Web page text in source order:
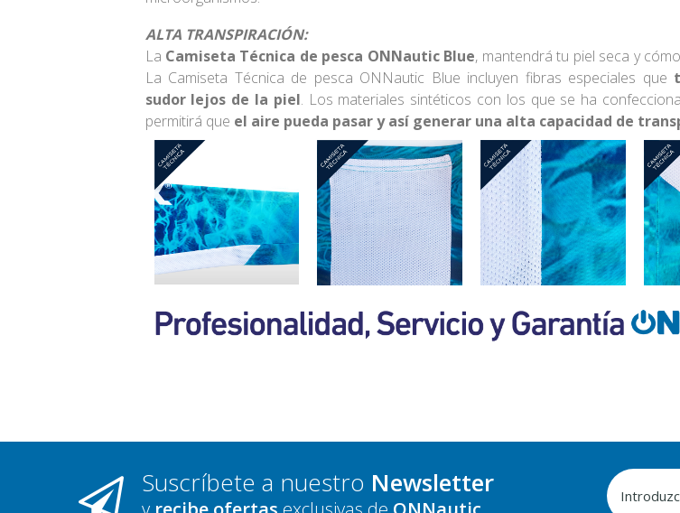
ALTA TRANSPIRACIÓN:
La Camiseta Técnica de pesca ONNautic Blue, mantendrá tu piel seca y
La Camiseta Técnica de pesca ONNautic Blue incluyen fibras especiales que
sudor lejos de la piel. Los materiales sintéticos con los que se ha
permitirá que el aire pueda pasar y así generar una alta capacidad de
Suscríbete a nuestro Newsletter